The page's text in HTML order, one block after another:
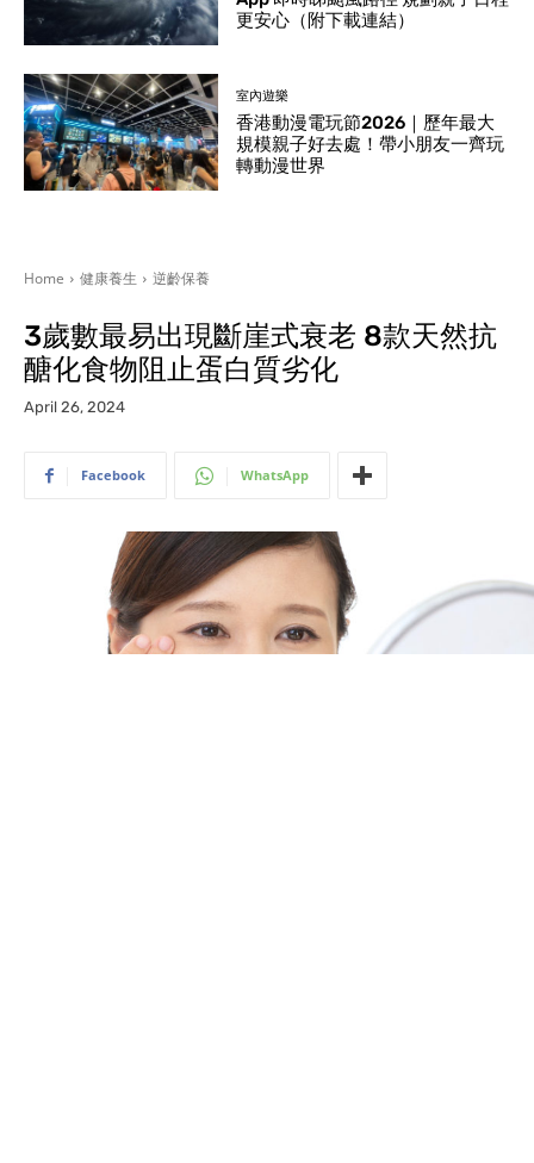
更安心（附下載連結）
室內遊樂
香港動漫電玩節2026｜歷年最大
規模親子好去處！帶小朋友一齊玩
轉動漫世界